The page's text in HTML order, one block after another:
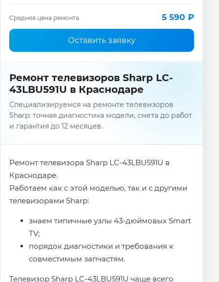
Средняя цена ремонта 5 590 ₽
Оставить заявку
Ремонт телевизоров Sharp LC-
43LBU591U в Краснодаре
Специализируемся на ремонте телевизоров
Sharp: точная диагностика модели, смета до работ
и гарантия до 12 месяцев.
Ремонт телевизора Sharp LC-43LBU591U в
Краснодаре.
Работаем как с этой моделью, так и с другими
телевизорами Sharp:
знаем типичные узлы 43-дюймовых Smart
TV;
порядок диагностики и требования к
совместимым запчастям.
Телевизор Sharp LC-43LBU591U чаще всего